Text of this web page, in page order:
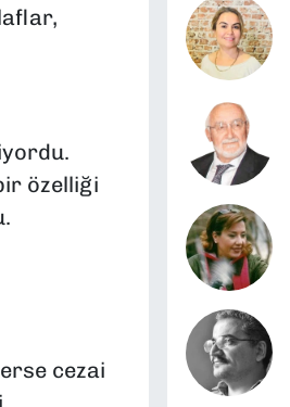
özelliği
cezai